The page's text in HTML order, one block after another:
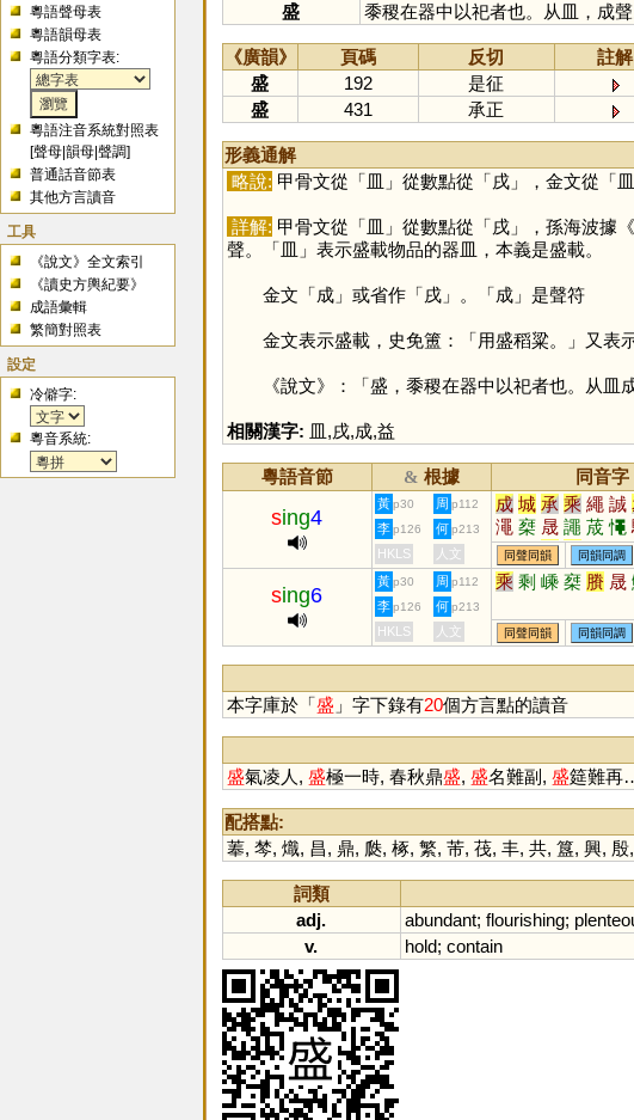
粵語聲母表
粵語韻母表
粵語分類字表:
粵語注音系統對照表
[聲母 |韻母 |聲調]
普通話音節表
其他方言讀音
工具
《說文》全文索引
《讀史方輿紀要》
成語彙輯
繁簡對照表
設定
冷僻字:
粵音系統:
盛
黍稷在器中以祀者也。从皿，成聲
《廣韻》 頁碼 反切
註解
盛
192
是征
盛
431 承正
形義通解
略說: 甲骨文從「皿 」從數點從「戌」，金文從「皿
詳解: 甲骨文從「皿 」從數點從「戌」，孫海波據
聲。「皿 」表示盛載物品的器皿，本義是盛載。
金文「成」或省作「戌」。「成」是聲符
金文表示盛載，史免簠：「用盛稻粱。」又表示
《說文》：「盛，黍稷在器中以祀者也。从皿成
相關漢字: 皿 ,戌,成,益
粵語音節 & 根據 同音字
sing4
黃 p30 周 p112 成 城 承 乘 繩 誠
澠 椉 晟 譝 荿 憴
鱦 溗 鋮 塍
李 p126 何 p213
HKLS 人文 同聲同韻 同韻同調
sing6
黃 p30 周 p112 乘 剩 嵊 椉 賸 晟
李 p126 何 p213
HKLS 人文 同聲同韻 同韻同調
本字庫於「盛 」字下錄有20個方言點的讀音
盛氣凌人, 盛極一時, 春秋鼎盛, 盛名難副, 盛筵難再
配搭點:
菶, 棽, 熾, 昌, 鼎, 瓞, 椓, 繁, 芾, 茷, 丰, 共, 簋, 興, 殷,
詞類
adj.
abundant; flourishing;
v.
hold; contain